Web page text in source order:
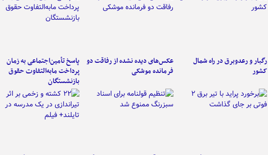
رگبار و رعدوبرق در راه شمال
کشور
عکس‌های دیده نشده از رفاقت دو
فرمانده‌ موشکی
پاسخ تأمین‌اجتماعی به زمان
پرداخت مابه‌التفاوت حقوق
بازنشستگان